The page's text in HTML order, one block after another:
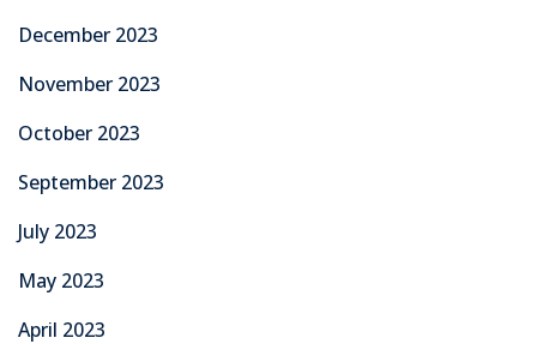
December 2023
November 2023
October 2023
September 2023
July 2023
May 2023
April 2023